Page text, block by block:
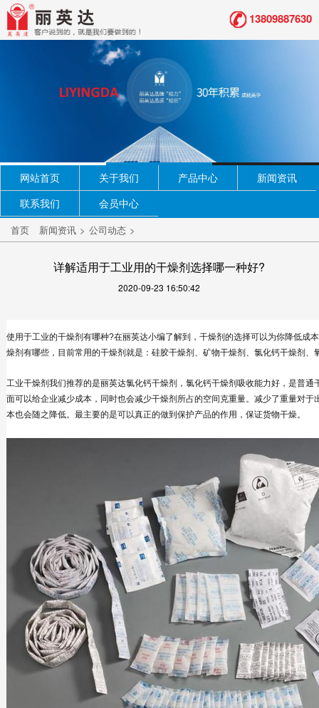
13809887630
网站首页 关于我们 产品中心
新闻资讯
联系我们
会员中心
首页 新闻资讯 > 公司动态 >
详解适用于工业用的干燥剂选择哪一种好?
2020-09-23 16:50:42
使用于工业的干燥剂有哪种?在丽英达小编了解到，干燥剂的选择可以为你降低成
燥剂有哪些，目前常用的干燥剂就是：硅胶干燥剂、矿物干燥剂、氯化钙干燥剂、
工业干燥剂我们推荐的是丽英达氯化钙干燥剂，氯化钙干燥剂吸收能力好，是普通
面可以给企业减少成本，同时也会减少干燥剂所占的空间克重量。减少了重量对于
本也会随之降低。最主要的是可以真正的做到保护产品的作用，保证货物干燥。